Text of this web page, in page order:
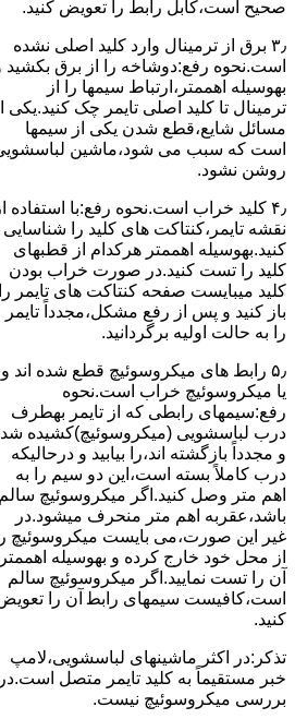
ﺻﺤﯿﺢ اﺳﺖ،ﮐﺎﺑﻞ راﺑﻂ را ﺗﻌﻮﯾﺾ کنید.
۳٫ ﺑﺮق از ﺗﺮﻣﯿﻨﺎل وارد ﮐﻠﯿﺪ اﺻﻠﯽ ﻧﺸﺪه
است.نحوه رﻓﻊ:دوشاخه را از ﺑﺮق بکشید
بهوسیله اهممتر،ارﺗﺒﺎط سیمها را از
ﺗﺮﻣﯿﻨﺎل ﺗﺎ ﮐﻠﯿﺪ اﺻﻠﯽ ﺗﺎﯾﻤﺮ چک کنید.یکی
مسائل شایع،ﻗﻄﻊ شدن ﯾﮑﯽ از سیمها
است که سبب می شود،ﻣﺎﺷﯿﻦ
روﺷﻦ نشود.
۴٫ ﮐﻠﯿﺪ ﺧﺮاب اﺳﺖ.نحوه رفع:ﺑﺎ اﺳﺘﻔﺎده
ﻧﻘﺸﻪ ﺗﺎﯾﻤﺮ،ﮐﻨﺘﺎﮐﺖ ﻫﺎی ﮐﻠﯿﺪ را ﺷﻨﺎﺳﺎﯾﯽ
کنید.بهوسیله اهممتر هرکدام از قطبهای
ﮐﻠﯿﺪ را ﺗﺴﺖ ﮐﻨﯿﺪ.در ﺻﻮرت ﺧﺮاب ﺑﻮدن
ﮐﻠﯿﺪ میبایست ﺻﻔﺤﻪ ﮐﻨﺘﺎﮐﺖ ﻫﺎی ﺗﺎﯾﻤﺮ را
باز کنید و ﭘﺲ از رﻓﻊ مشکل،مجدداً ﺗﺎﯾﻤﺮ
را به حالت اوﻟﯿﻪ برگردانید.
۵٫ رابط های ﻣﯿﮑﺮوﺳﻮﺋﯿﭻ ﻗﻄﻊ شده اند و
ﯾﺎ ﻣﯿﮑﺮوﺳﻮﺋﯿﭻ ﺧﺮاب اﺳﺖ.نحوه
رفع:سیمهای راﺑﻄﯽ ﮐﻪ از ﺗﺎﯾﻤﺮ بهطرف
درب لباسشویی (ﻣﯿﮑﺮوﺳﻮﺋﯿﭻ)کشیده
و مجدداً بازگشته اند،را ﺑﯿﺎﺑﯿﺪ و درحالیکه
درب کاملاً ﺑﺴﺘﻪ اﺳﺖ،اﯾﻦ دو ﺳﯿﻢ را ﺑﻪ
اﻫﻢ ﻣﺘﺮ وصل کنید.اﮔﺮ ﻣﯿﮑﺮوﺳﻮﺋﯿﭻ ﺳﺎﻟﻢ
ﺑﺎﺷﺪ،ﻋﻘﺮﺑﻪ اهم متر ﻣﻨﺤﺮف میشود.در
ﻏﯿﺮ اﯾﻦ ﺻﻮرت،می بایست ﻣﯿﮑﺮوﺳﻮﺋﯿﭻ را
از ﻣﺤﻞ خود ﺧﺎرج کرده و بهوسیله اهممتر
آن را ﺗﺴﺖ ﻧﻤﺎﯾﯿﺪ.اﮔﺮ ﻣﯿﮑﺮوﺳﻮﺋﯿﭻ ﺳﺎﻟﻢ
اﺳﺖ،ﮐﺎﻓﯿﺴﺖ سیمهای راﺑﻄ آن را
کنید.
ﺗﺬﮐﺮ:در اﮐﺜﺮ ماشینهای لباسشویی،ﻻﻣﭗ
ﺧﺒﺮ مستقیماً ﺑﻪ ﮐﻠﯿﺪ ﺗﺎﯾﻤﺮ ﻣﺘﺼﻞ
بررسی ﻣﯿﮑﺮوﺳﻮﺋﯿﭻ نیست.